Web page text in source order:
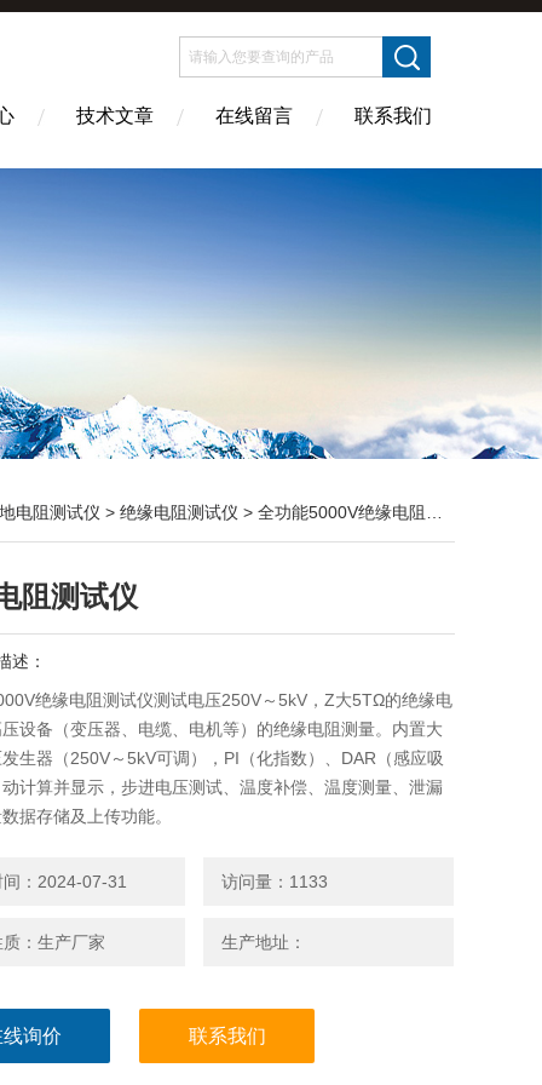
技术文章 在线留言 联系我们
电阻测试仪 > 绝缘电阻测试仪 > 全功能5000V绝缘电阻测试仪
阻测试仪
述：
绝缘电阻测试仪测试电压250V～5kV，Z大5TΩ的绝缘电
设备（变压器、电缆、电机等）的绝缘电阻测量。内置大
生器（250V～5kV可调），PI（化指数）、DAR（感应吸
计算并显示，步进电压测试、温度补偿、温度测量、泄漏
据存储及上传功能。
：2024-07-31 访问量：1133
：生产厂家 生产地址：
询价 联系我们